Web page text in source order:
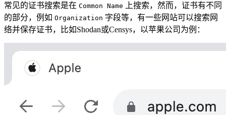
常见的证书搜索是在 Common Name
上搜索，然而，证书有不同
的部分，例如 Organization 字段等，有一些网站可以搜索网
络并保存证书，比如Shodan或Censys，以苹果公司为例：